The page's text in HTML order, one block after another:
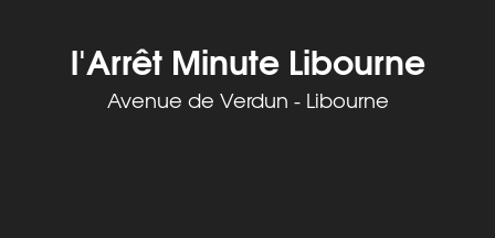
l'Arrêt Minute Libourne
Avenue de Verdun - Libourne